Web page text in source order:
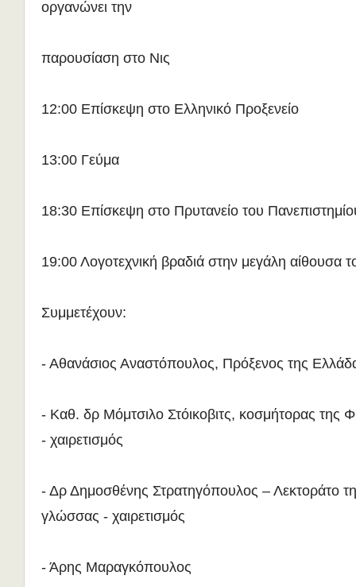
οργανώνει την
παρουσίαση στο Νις
12:00 Επίσκεψη στο Ελληνικό Προξενείο
13:00 Γεύμα
18:30 Επίσκεψη στο Πρυτανείο του
19:00 Λογοτεχνική βραδιά στην μεγάλη αίθουσα
Συμμετέχουν:
- Αθανάσιος Αναστόπουλος, Πρόξενος της
- Καθ. δρ Μόμτσιλο Στόικοβιτς, κοσμήτορας της
- χαιρετισμός
- Δρ Δημοσθένης Στρατηγόπουλος – Λεκτοράτο
γλώσσας - χαιρετισμός
- Άρης Μαραγκόπουλος